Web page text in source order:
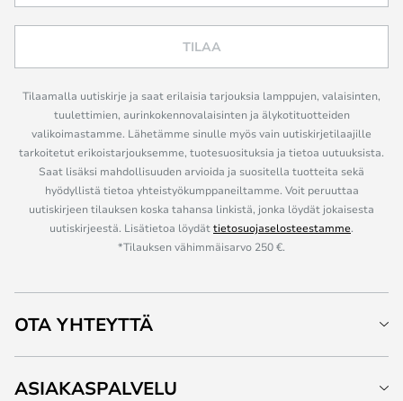
TILAA
Tilaamalla uutiskirje ja saat erilaisia tarjouksia lamppujen, valaisinten,
tuulettimien, aurinkokennovalaisinten ja älykotituotteiden
valikoimastamme. Lähetämme sinulle myös vain uutiskirjetilaajille
tarkoitetut erikoistarjouksemme, tuotesuosituksia ja tietoa uutuuksista.
Saat lisäksi mahdollisuuden arvioida ja suositella tuotteita sekä
hyödyllistä tietoa yhteistyökumppaneiltamme. Voit peruuttaa
uutiskirjeen tilauksen koska tahansa linkistä, jonka löydät jokaisesta
uutiskirjeestä. Lisätietoa löydättietosuojaselosteestamme.
*Tilauksen vähimmäisarvo 250 €.
OTA YHTEYTTÄ
ASIAKASPALVELU